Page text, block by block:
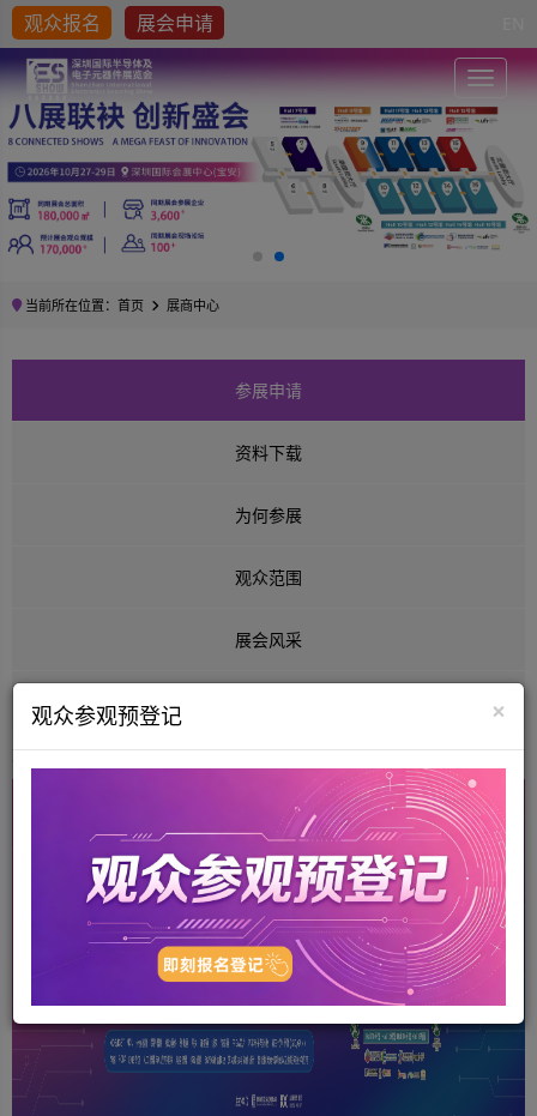
观众报名 展会申请
当前所在位置： 首页 展商中心
参展申请
资料下载
为何参展
观众范围
展会风采
* 提交表格后，我们的工作人员会在第一时间与您致电联系~
×
观众参观预登记